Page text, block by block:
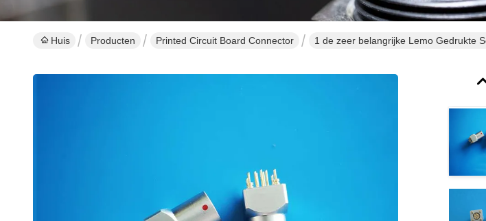
Huis Producten Printed Circuit Board Connector 1 de zeer belangrijke Lemo Gedrukte